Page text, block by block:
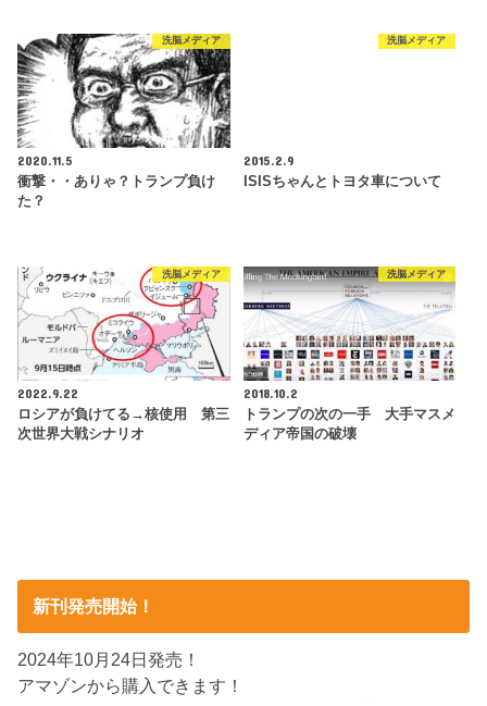
洗脳メディア
2020.11.5
衝撃・・ありゃ？トランプ負け
た？
洗脳メディア
2015.2.9
ISISちゃんとトヨタ車について
洗脳メディア
2022.9.22
ロシアが負けてる→核使用 第三
次世界大戦シナリオ
洗脳メディア
2018.10.2
トランプの次の一手 大手マスメ
ディア帝国の破壊
新刊発売開始！
2024年10月24日発売！
アマゾンから購入できます！